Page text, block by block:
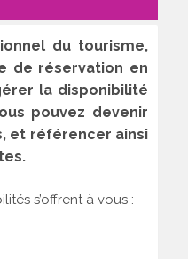
du tourisme,
de réservation en
la disponibilité
pouvez devenir
et référencer ainsi
s’offrent à vous :